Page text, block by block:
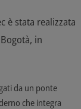
è stata realizzata
in
da un ponte
che integra